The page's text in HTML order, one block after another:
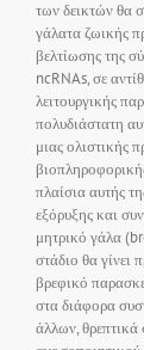
των δεικτών θα
γάλατα ζωικής
βελτίωσης της
ncRNAs, σε
λειτουργικής
πολυδιάστατη
μιας ολιστικής
πλαίσια αυτής
εξόρυξης και
μητρικό γάλα
στάδιο θα γίνει
βρεφικό
στα διάφορα
άλλων, θρεπτικά